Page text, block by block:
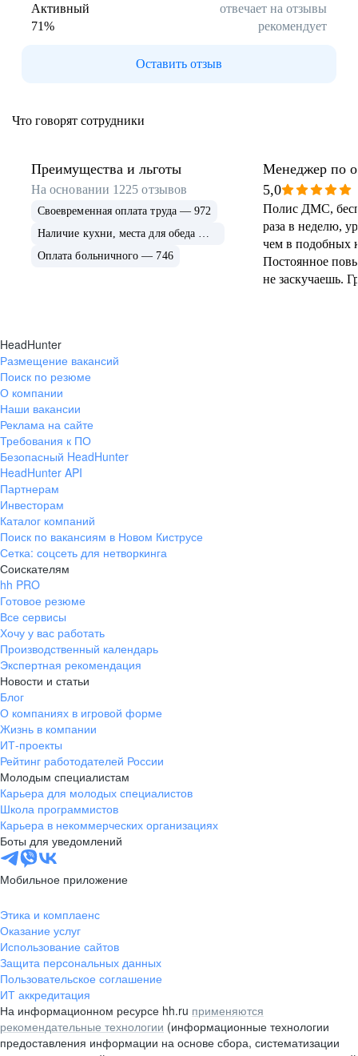
Активный
отвечает на отзывы
71% рекомендует
Оставить отзыв
Что говорят сотрудники
Преимущества и льготы
На основании 1225 отзывов
Своевременная оплата труда — 972
Оплата больничного — 746
Менеджер по
продажам
5,0
Полис ДМС,
раза в неделю,
чем в подобных
Постоянное
не заскучаешь.
HeadHunter
Размещение вакансий
Поиск по резюме
О компании
Наши вакансии
Реклама на сайте
Требования к ПО
Безопасный HeadHunter
HeadHunter API
Партнерам
Инвесторам
Каталог компаний
Поиск по вакансиям в Новом Киструсе
Сетка: соцсеть для нетворкинга
Соискателям
hh PRO
Готовое резюме
Все сервисы
Хочу у вас работать
Производственный календарь
Экспертная рекомендация
Новости и статьи
Блог
О компаниях в игровой форме
Жизнь в компании
ИТ-проекты
Рейтинг работодателей России
Молодым специалистам
Карьера для молодых специалистов
Школа программистов
Карьера в некоммерческих организациях
Боты для уведомлений
Мобильное приложение
Этика и комплаенс
Оказание услуг
Использование сайтов
Защита персональных данных
Пользовательское соглашение
ИТ аккредитация
На информационном ресурсе hh.ru применяются
рекомендательные технологии (информационные технологии
предоставления информации на основе сбора, систематизации